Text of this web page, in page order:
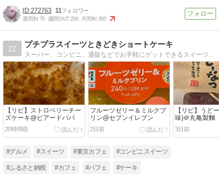
272763 11
週間IN:70 週間OUT:290 月間IN:300
22
プチプラスイーツときどきショートケーキ
【リピ】ストロベリーチー
ズケーキ@ビアードパパ
20時間前
フルーツゼリー＆ミルクプ
リン@セブンイレブン
2日前
【リピ】うど
味)＠丸亀製麵
3日前
#グルメ #スイーツ #東京カフェ #コンビニスイーツ
#ふるさと納税 #カフェ #パフェ #ケーキ